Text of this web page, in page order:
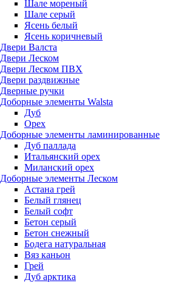
Шале мореный
Шале серый
Ясень белый
Ясень коричневый
Двери Валста
Двери Леском
Двери Леском ПВХ
Двери раздвижные
Дверные ручки
Доборные элементы Walsta
Дуб
Орех
Доборные элементы ламинированные
Дуб паллада
Итальянский орех
Миланский орех
Доборные элементы Леском
Астана грей
Белый глянец
Белый софт
Бетон серый
Бетон снежный
Бодега натуральная
Вяз каньон
Грей
Дуб арктика